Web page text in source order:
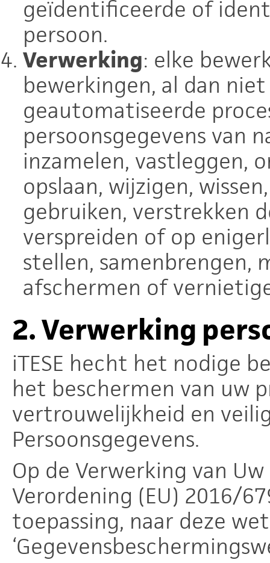
geïdentificeerde of
persoon.
Verwerking: elke
bewerkingen, al dan
geautomatiseerde
persoonsgegevens van
inzamelen, vastleggen,
opslaan, wijzigen,
gebruiken, verstrekken
verspreiden of op
stellen, samenbrengen,
afschermen of
2.Verwerking
iTESE hecht het nodige
het beschermen van uw
vertrouwelijkheid en
Persoonsgegevens.
Op de Verwerking van
Verordening (EU) 2016/
toepassing, naar deze